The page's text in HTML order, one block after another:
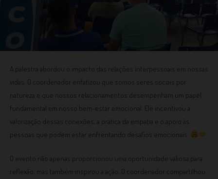
A palestra abordou o impacto das relações interpessoais em nossas
vidas. O coordenador enfatizou que somos seres sociais por
natureza e que nossos relacionamentos desempenham um papel
fundamental em nosso bem-estar emocional. Ele incentivou a
valorização dessas conexões, a prática da empatia e o apoio às
pessoas que podem estar enfrentando desafios emocionais.
O evento não apenas proporcionou uma oportunidade valiosa para
reflexão, mas também inspirou a ação. O coordenador compartilhou